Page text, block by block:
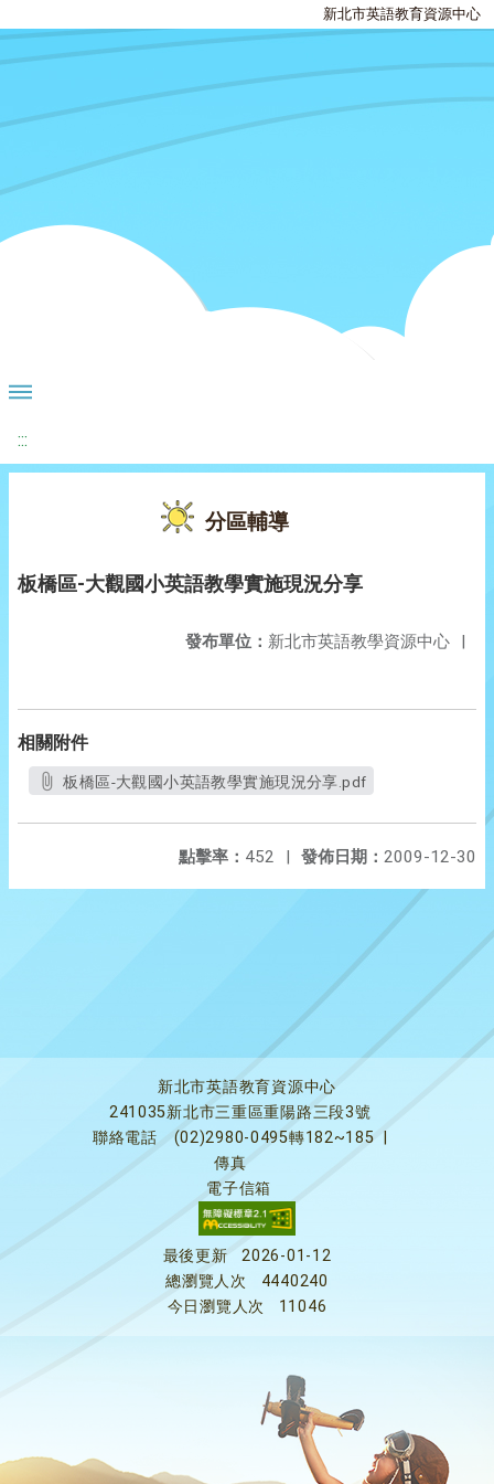
新北市英語教育資源中心
:::
分區輔導
板橋區-大觀國小英語教學實施現況分享
發布單位： 新北市英語教學資源中心 |
相關附件
板橋區-大觀國小英語教學實施現況分享.pdf
發佈日期： 2009-12-30
點擊率： 452 |
新北市英語教育資源中心
241035新北市三重區重陽路三段3號
聯絡電話
(02)2980-0495轉182~185
傳真
電子信箱
最後更新
2026-01-12
總瀏覽人次
4440240
今日瀏覽人次
11046